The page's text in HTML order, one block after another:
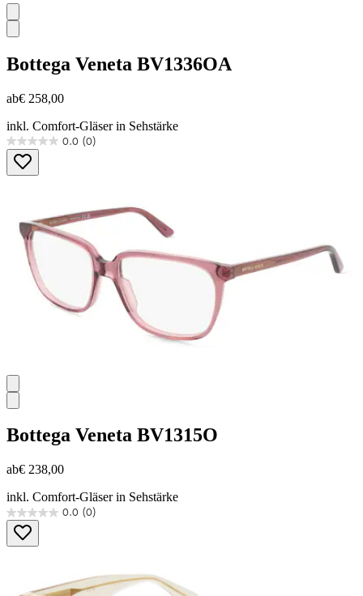
Bottega Veneta BV1336OA
ab€ 258,00
inkl. Comfort-Gläser in Sehstärke
0.0 (0)
0.0
von
5
Bottega Veneta BV1315O
ab€ 238,00
inkl. Comfort-Gläser in Sehstärke
0.0 (0)
0.0
von
5